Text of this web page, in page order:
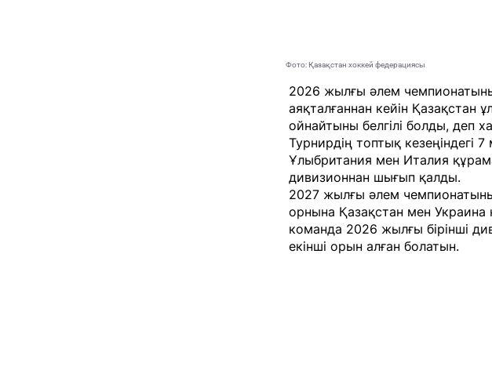
Фото: Қазақстан хоккей федерациясы
2026 жылғы әлем
аяқталғаннан кейін
ойнайтыны белгілі болды, деп
Турнирдің топтық
Ұлыбритания мен Италия
дивизионнан шығып қалды.
2027 жылғы әлем
орнына Қазақстан мен Украина
команда 2026 жылғы бірінші
екінші орын алған болатын.